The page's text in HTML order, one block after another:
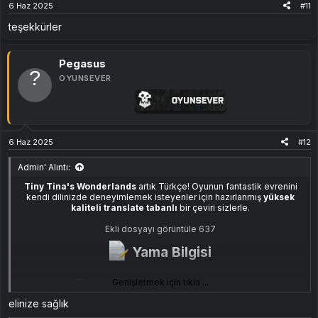
Oyunu başlatın – Türkçe arayüz otomatik olarak aktif olacaktır.
Notlar​
Kurulumdan önce Paks klasörünüzü yedeklemeniz önerilir
Seslendirmeler orijinal kalır, sadece metinler çevrilmiştir
İndir
[Gizli içerik]
çeviriyi geliştirmemize yardımcı olacaktır.​
6 Haz 2025 #11
teşekkürler
Pegasus
OYUNSEVER
6 Haz 2025 #12
Admin' Alıntı:
Tiny Tina's Wonderlandsartık Türkçe! Oyunun fantastik evrenini
kendi dilinizde deneyimlemek isteyenler için hazırlanmış yüksek
kaliteli translate tabanlı bir çeviri sizlerle.
Ekli dosyayı görüntüle 637
Yama Bilgisi​
%100 Türkçearayüz ve metin çevirisi
Genişletmek için tıkla ...
elinize sağlık